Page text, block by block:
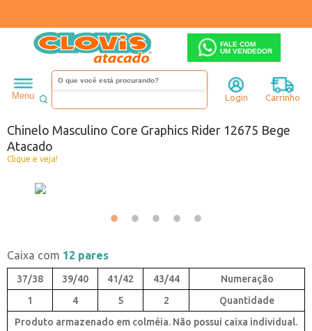
FALE COM
UM VENDEDOR
Menu Login Carrinho
Masculino Chinelo
Chinelo Masculino Core Graphics Rider 12675 Bege
Atacado
Clique e veja!
Caixa com 12 pares
37/38 39/40 41/42
43/44
1
4 5 2
Quantidade
Produto armazenado em colméia. Não possui caixa individual.